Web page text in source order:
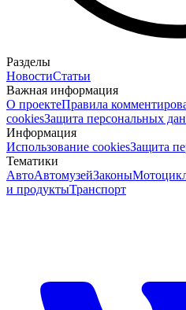
Разделы
НовостиСтатьи
Важная информация
О проектеПравила
cookiesЗащита персональных
Информация
Использование cookiesЗащита
Тематики
АвтоАвтомузейЗаконы
и продуктыТранспорт